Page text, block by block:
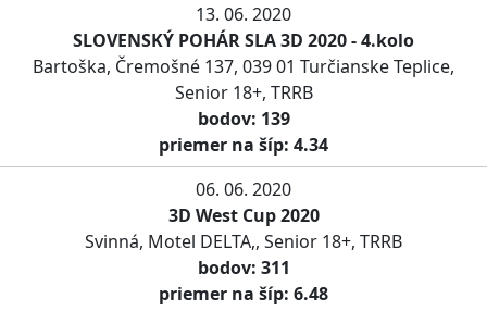
13. 06. 2020
SLOVENSKÝ POHÁR SLA 3D 2020 - 4.kolo
Bartoška, Čremošné 137, 039 01 Turčianske Teplice,
Senior 18+, TRRB
bodov: 139
priemer na šíp: 4.34
06. 06. 2020
3D West Cup 2020
Svinná, Motel DELTA,, Senior 18+, TRRB
bodov: 311
priemer na šíp: 6.48